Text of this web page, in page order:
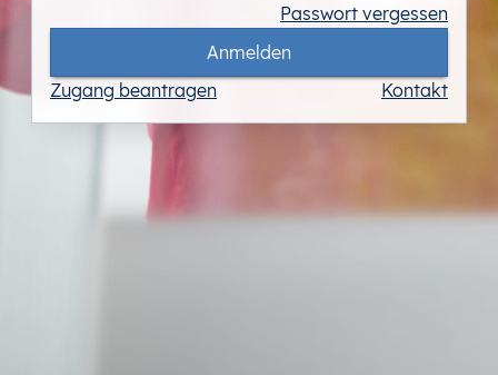
Passwort vergessen
Anmelden
Zugang beantragen
Kontakt